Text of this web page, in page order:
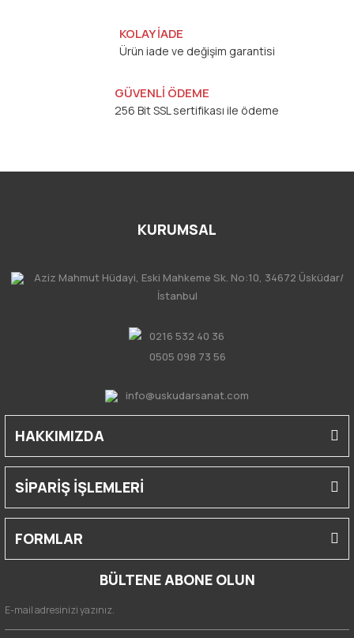
KOLAY İADE
Ürün iade ve değişim garantisi
GÜVENLİ ÖDEME
256 Bit SSL sertifikası ile ödeme
KURUMSAL
Aziz Mahmut Hüdayi, Eski Mahkeme Sk. No:10, 34672 Üsküdar/
İstanbul
0216 532 40 36
0505 098 73 56
info@uskudarsanat.com
HAKKIMIZDA
SİPARİŞ İŞLEMLERİ
FORMLAR
BÜLTENE ABONE OLUN